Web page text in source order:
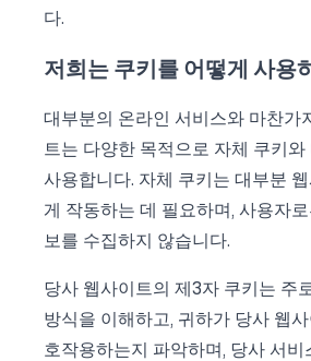
가격
고객센터
무료 도구
다.
저희는 쿠키를 어떻게 사용
대부분의 온라인 서비스와 마찬가
트는 다양한 목적으로 자체 쿠키
사용합니다. 자체 쿠키는 대부분
게 작동하는 데 필요하며, 사용자
보를 수집하지 않습니다.
당사 웹사이트의 제3자 쿠키는 주
방식을 이해하고, 귀하가 당사 웹
호작용하는지 파악하며, 당사 서